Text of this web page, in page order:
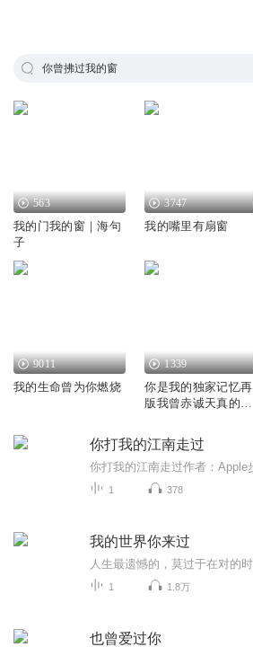
你曾拂过我的窗
563
我的门我的窗｜海句
子
3747
我的嘴里有扇窗
9011
我的生命曾为你燃烧
1339
你是我的独家记忆再
版我曾赤诚天真的爱
你打我的江南走过
1 378
我的世界你来过
1 1.8万
也曾爱过你